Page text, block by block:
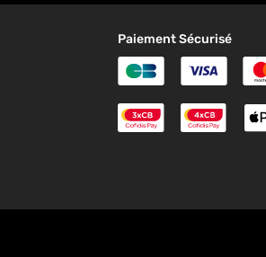
Paiement Sécurisé
Carte BleueVisa
Paiement en